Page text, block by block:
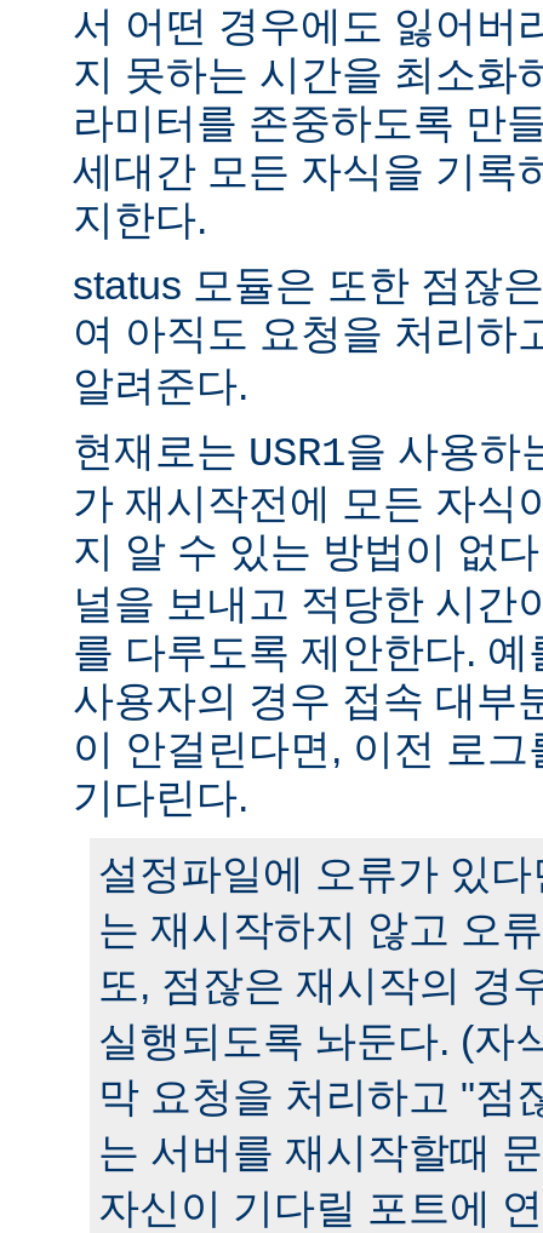
서 어떤 경우에도 잃어버
지 못하는 시간을 최소화
라미터를 존중하도록 만
세대간 모든 자식을 기록
지한다.
status 모듈은 또한 점잖
여 아직도 요청을 처리하
알려준다.
현재로는 USR1을 사용하
가 재시작전에 모든 자식
지 알 수 있는 방법이 없
널을 보내고 적당한 시간
를 다루도록 제안한다.
사용자의 경우 접속 대부
이 안걸린다면, 이전 로
기다린다.
설정파일에 오류가 있
는 재시작하지 않고 오
또, 점잖은 재시작의 경
실행되도록 놔둔다. (자
막 요청을 처리하고 "점
는 서버를 재시작할때
자신이 기다릴 포트에